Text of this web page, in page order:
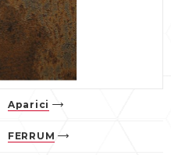
Aparici
FERRUM